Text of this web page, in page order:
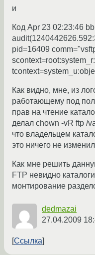
и
Код Apr 23 02:23:46
pid=16409
Как видно, мне, из
работающему под
прав на чтение
делал chown -vR ftp /
что владельцем
это ничего не
Как мне решить
FTP невидно
монтирование
dedmazai
27.04.2009
Ссылка